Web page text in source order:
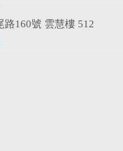
160號 雲慧樓 512